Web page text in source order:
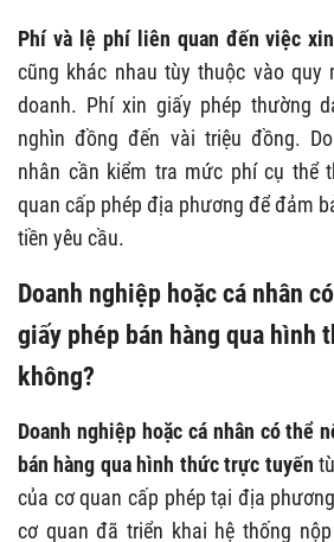
Phí và lệ phí liên quan đến việc
cũng khác nhau tùy thuộc vào quy
doanh. Phí xin giấy phép thường
nghìn đồng đến vài triệu đồng.
nhân cần kiểm tra mức phí cụ thể
quan cấp phép địa phương để đảm
tiền yêu cầu.
Doanh nghiệp hoặc cá nhân
giấy phép bán hàng qua hình
không?
Doanh nghiệp hoặc cá nhân có thể
bán hàng qua hình thức trực tuyến
của cơ quan cấp phép tại địa
cơ quan đã triển khai hệ thống